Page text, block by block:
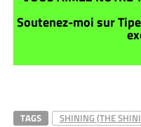
Soutenez-moi sur
TAGS SHINING (THE